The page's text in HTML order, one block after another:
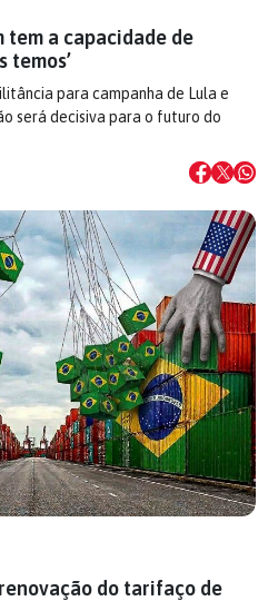
tem a capacidade de
temos’
para campanha de Lula e
será decisiva para o futuro do
do tarifaço de